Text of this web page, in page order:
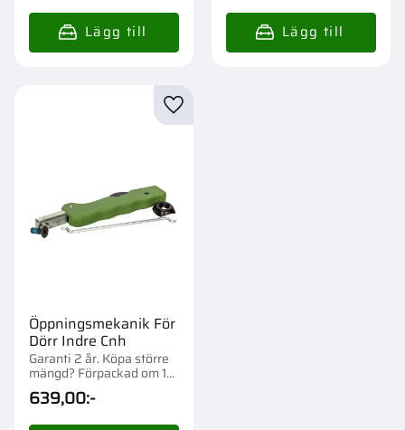
Öppningsmekanik För
Dörr Indre Cnh
Garanti 2 år. Köpa större
mängd? Förpackad om 1
st.
639,00:-
Lägg till i favoriter